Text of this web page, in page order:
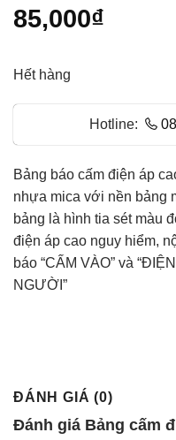
Được
xếp
sao
85,000₫
Hết hàng
Hotline:
Bảng báo cấm điện áp
nhựa mica với nền bảng
bảng là hình tia sét màu
điện áp cao nguy hiểm,
báo “CẤM VÀO” và
NGƯỜI”
ĐÁNH GIÁ (0)
Đánh giá Bảng cấm